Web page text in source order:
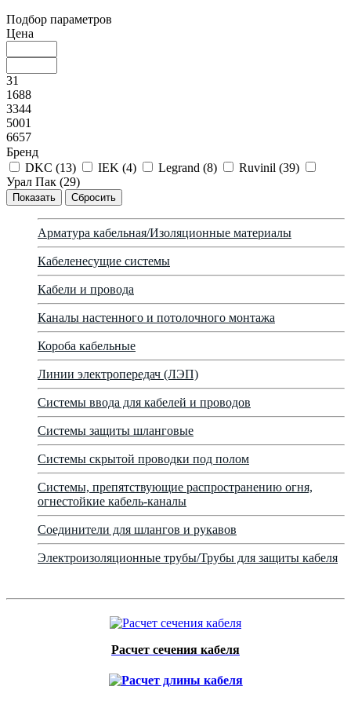
Подбор параметров
Цена
31
1688
3344
5001
6657
Бренд
DKC (13) IEK (4) Legrand (8) Ruvinil (39)
Урал Пак (29)
Арматура кабельная/Изоляционные материалы
Кабеленесущие системы
Кабели и провода
Каналы настенного и потолочного монтажа
Короба кабельные
Линии электропередач (ЛЭП)
Системы ввода для кабелей и проводов
Системы защиты шланговые
Системы скрытой проводки под полом
Системы, препятствующие распространению огня,
огнестойкие кабель-каналы
Соединители для шлангов и рукавов
Электроизоляционные трубы/Трубы для защиты кабеля
Расчет сечения кабеля